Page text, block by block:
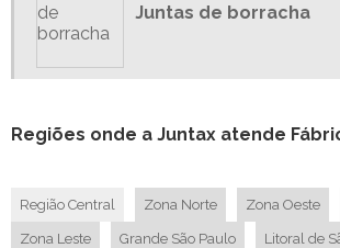
JUNTAS PARA TUBULAÇÃO DE VAPOR
Juntas de borracha
Regiões onde a Juntax atende
Região Central Zona Norte Zona Oeste
Zona Leste Grande São Paulo Litoral de